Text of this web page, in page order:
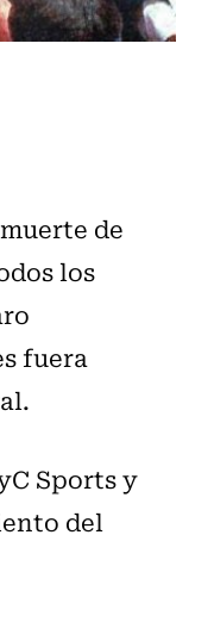
de
los
fuera
Sports y
del